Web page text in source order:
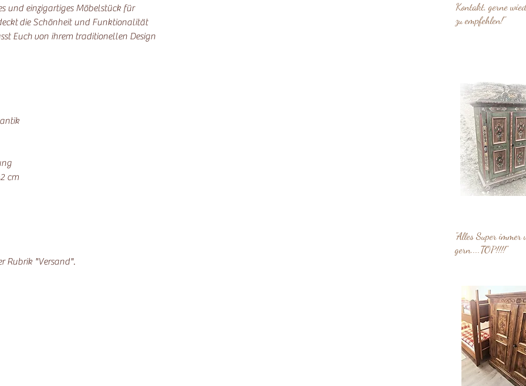
und einzigartiges Möbelstück für
die Schönheit und Funktionalität
Euch von ihrem traditionellen Design
cm
Rubrik "Versand".
"Alles Super immer
gern....TOP!!!!"
Kontakt, gerne
zu empfehlen!"